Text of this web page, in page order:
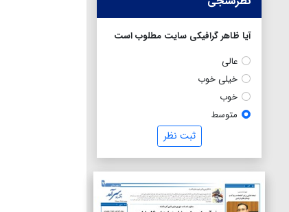
آیا ظاهر گرافیکی سایت مطلوب است
عالی
خیلی خوب
خوب
متوسط
ثبت نظر